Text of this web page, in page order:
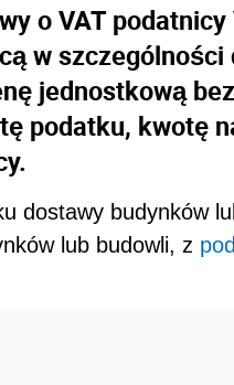
o VAT
w szczególności
jednostkową
podatku, kwotę
dostawy budynków
lub budowli, z